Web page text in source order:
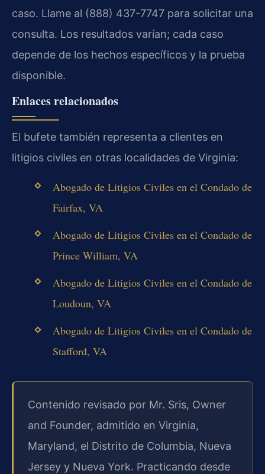
caso. Llame al (888) 437-7747 para solicitar una
consulta. Los resultados varían; cada caso
depende de los hechos específicos y la prueba
disponible.
Enlaces relacionados
El bufete también representa a clientes en
litigios civiles en otras localidades de Virginia:
Abogado de Litigios Civiles en el Condado de
Fairfax, VA
Abogado de Litigios Civiles en el Condado de
Prince William, VA
Abogado de Litigios Civiles en el Condado de
Loudoun, VA
Abogado de Litigios Civiles en el Condado de
Stafford, VA
Contenido revisado por Mr. Sris, Owner
and Founder, admitido en Virginia,
Maryland, el Distrito de Columbia, Nueva
Jersey y Nueva York. Practicando desde